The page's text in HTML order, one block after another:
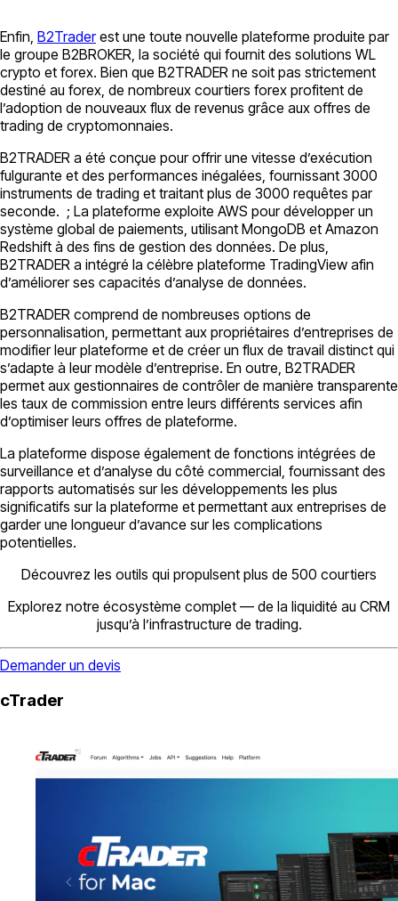
Enfin, B2Traderest une toute nouvelle plateforme produite par
le groupe B2BROKER, la société qui fournit des solutions WL
crypto et forex. Bien que B2TRADER ne soit pas strictement
destiné au forex, de nombreux courtiers forex profitent de
l’adoption de nouveaux flux de revenus grâce aux offres de
trading de cryptomonnaies.
B2TRADER a été conçue pour offrir une vitesse d’exécution
fulgurante et des performances inégalées, fournissant 3000
instruments de trading et traitant plus de 3000 requêtes par
seconde. ; La plateforme exploite AWS pour développer un
système global de paiements, utilisant MongoDB et Amazon
Redshift à des fins de gestion des données. De plus,
B2TRADER a intégré la célèbre plateforme TradingView afin
d’améliorer ses capacités d’analyse de données.
B2TRADER comprend de nombreuses options de
personnalisation, permettant aux propriétaires d’entreprises de
modifier leur plateforme et de créer un flux de travail distinct qui
s’adapte à leur modèle d’entreprise. En outre, B2TRADER
permet aux gestionnaires de contrôler de manière transparente
les taux de commission entre leurs différents services afin
d’optimiser leurs offres de plateforme.
La plateforme dispose également de fonctions intégrées de
surveillance et d’analyse du côté commercial, fournissant des
rapports automatisés sur les développements les plus
significatifs sur la plateforme et permettant aux entreprises de
garder une longueur d’avance sur les complications
potentielles.
Découvrez les outils qui propulsent plus de 500 courtiers
Explorez notre écosystème complet — de la liquidité au CRM
jusqu’à l’infrastructure de trading.
Demander un devis
cTrader